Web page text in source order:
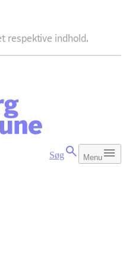
respektive indhold.
Søg Menu